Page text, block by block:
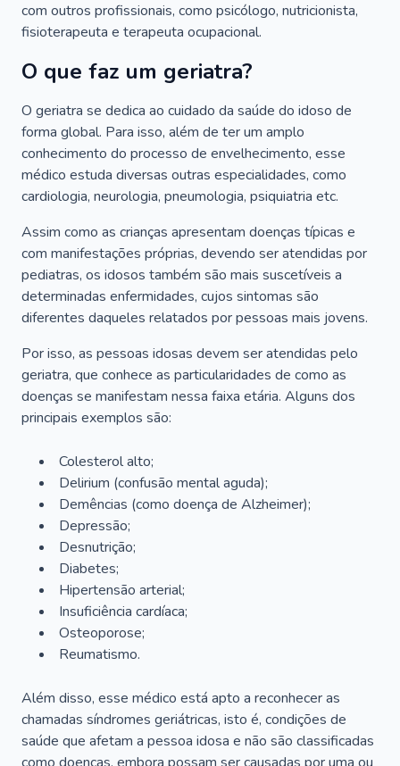
com outros profissionais, como psicólogo, nutricionista,
fisioterapeuta e terapeuta ocupacional.
O que faz um geriatra?
O geriatra se dedica ao cuidado da saúde do idoso de
forma global. Para isso, além de ter um amplo
conhecimento do processo de envelhecimento, esse
médico estuda diversas outras especialidades, como
cardiologia, neurologia, pneumologia, psiquiatria etc.
Assim como as crianças apresentam doenças típicas e
com manifestações próprias, devendo ser atendidas por
pediatras, os idosos também são mais suscetíveis a
determinadas enfermidades, cujos sintomas são
diferentes daqueles relatados por pessoas mais jovens.
Por isso, as pessoas idosas devem ser atendidas pelo
geriatra, que conhece as particularidades de como as
doenças se manifestam nessa faixa etária. Alguns dos
principais exemplos são:
Colesterol alto;
Delirium (confusão mental aguda);
Demências (como doença de Alzheimer);
Depressão;
Desnutrição;
Diabetes;
Hipertensão arterial;
Insuficiência cardíaca;
Osteoporose;
Reumatismo.
Além disso, esse médico está apto a reconhecer as
chamadas síndromes geriátricas, isto é, condições de
saúde que afetam a pessoa idosa e não são classificadas